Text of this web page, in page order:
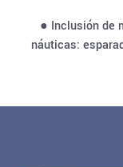
● Inclusión de
náuticas: